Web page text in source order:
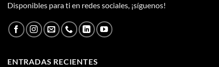
Disponibles para ti en redes sociales, ¡síguenos!
ENTRADAS RECIENTES